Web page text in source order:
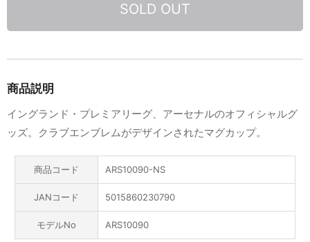
SOLD OUT
商品説明
イングランド・プレミアリーグ、アーセナルのオフィシャルグ
ッズ。クラブエンブレムがデザインされたマグカップ。
商品コード ARS10090-NS
JANコード 5015860230790
モデルNo ARS10090